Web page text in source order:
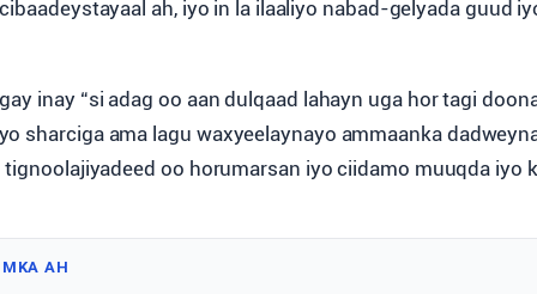
ah, iyo in la ilaaliyo nabad-gelyada guud
inay “si adag oo aan dulqaad lahayn uga hor tagi
sharciga ama lagu waxyeelaynayo ammaanka
oo horumarsan iyo ciidamo muuqda iyo
AH